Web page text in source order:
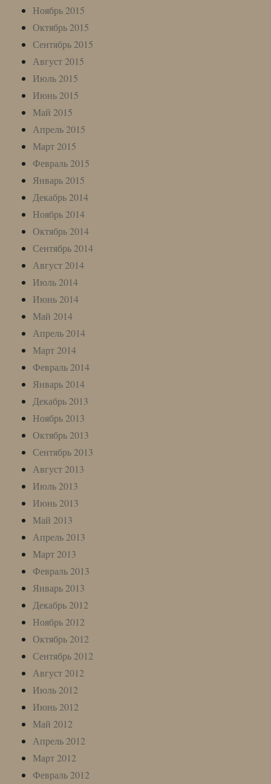
Ноябрь 2015
Октябрь 2015
Сентябрь 2015
Август 2015
Июль 2015
Июнь 2015
Май 2015
Апрель 2015
Март 2015
Февраль 2015
Январь 2015
Декабрь 2014
Ноябрь 2014
Октябрь 2014
Сентябрь 2014
Август 2014
Июль 2014
Июнь 2014
Май 2014
Апрель 2014
Март 2014
Февраль 2014
Январь 2014
Декабрь 2013
Ноябрь 2013
Октябрь 2013
Сентябрь 2013
Август 2013
Июль 2013
Июнь 2013
Май 2013
Апрель 2013
Март 2013
Февраль 2013
Январь 2013
Декабрь 2012
Ноябрь 2012
Октябрь 2012
Сентябрь 2012
Август 2012
Июль 2012
Июнь 2012
Май 2012
Апрель 2012
Март 2012
Февраль 2012